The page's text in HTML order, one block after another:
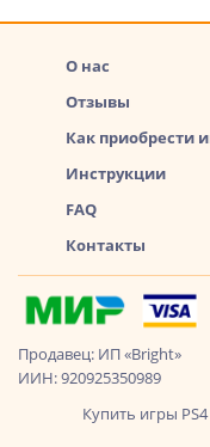
О нас
Отзывы
Как приобрести
Инструкции
FAQ
Контакты
Продавец: ИП «Bright»
ИИН: 920925350989
Купить игры